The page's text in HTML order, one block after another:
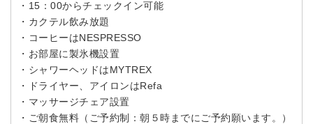
・15：00からチェックイン可能
・カクテル飲み放題
・コーヒーはNESPRESSO
・お部屋に製氷機設置
・シャワーヘッドはMYTREX
・ドライヤー、アイロンはRefa
・マッサージチェア設置
・ご朝食無料（ご予約制：朝５時までにご予約願います。）